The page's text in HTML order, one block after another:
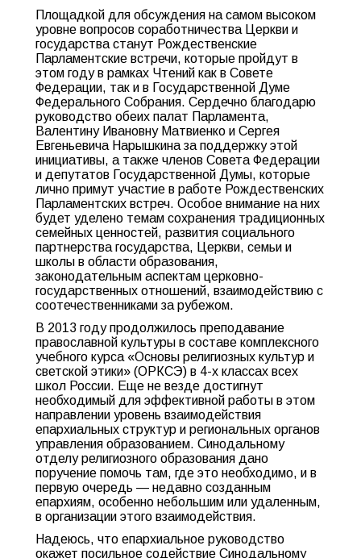
Площадкой для обсуждения на самом высоком
уровне вопросов соработничества Церкви и
государства станут Рождественские
Парламентские встречи, которые пройдут в
этом году в рамках Чтений как в Совете
Федерации, так и в Государственной Думе
Федерального Собрания. Сердечно благодарю
руководство обеих палат Парламента,
Валентину Ивановну Матвиенко и Сергея
Евгеньевича Нарышкина за поддержку этой
инициативы, а также членов Совета Федерации
и депутатов Государственной Думы, которые
лично примут участие в работе Рождественских
Парламентских встреч. Особое внимание на них
будет уделено темам сохранения традиционных
семейных ценностей, развития социального
партнерства государства, Церкви, семьи и
школы в области образования,
законодательным аспектам церковно-
государственных отношений, взаимодействию с
соотечественниками за рубежом.
В 2013 году продолжилось преподавание
православной культуры в составе комплексного
учебного курса «Основы религиозных культур и
светской этики» (ОРКСЭ) в 4-х классах всех
школ России. Еще не везде достигнут
необходимый для эффективной работы в этом
направлении уровень взаимодействия
епархиальных структур и региональных органов
управления образованием. Синодальному
отделу религиозного образования дано
поручение помочь там, где это необходимо, и в
первую очередь — недавно созданным
епархиям, особенно небольшим или удаленным,
в организации этого взаимодействия.
Надеюсь, что епархиальное руководство
окажет посильное содействие Синодальному